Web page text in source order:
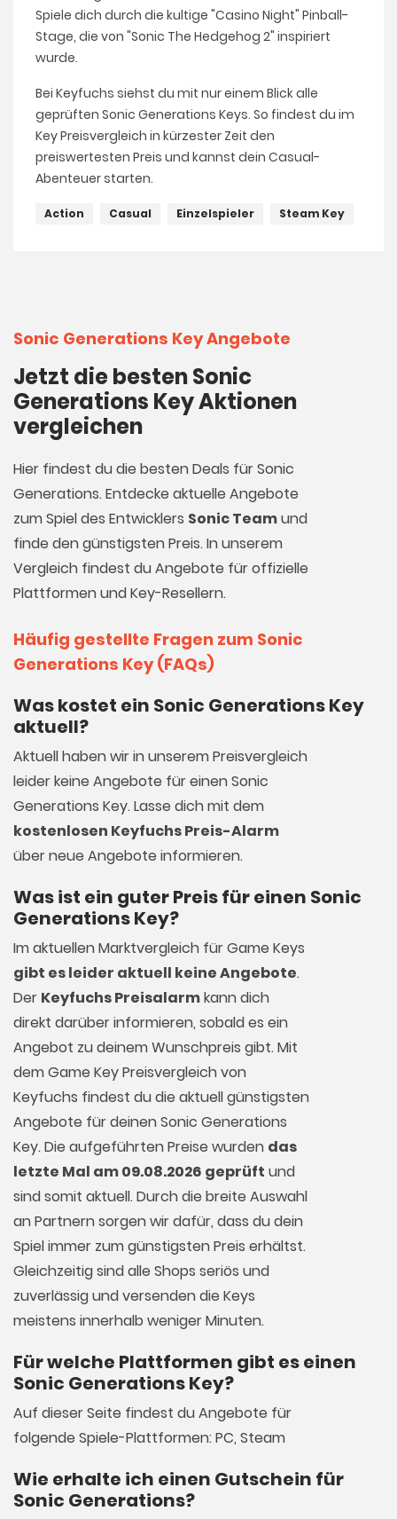
Spiele dich durch die kultige "Casino Night" Pinball-
Stage, die von "Sonic The Hedgehog 2" inspiriert
wurde.
Bei Keyfuchs siehst du mit nur einem Blick alle
geprüften Sonic Generations Keys. So findest du im
Key Preisvergleich in kürzester Zeit den
preiswertesten Preis und kannst dein Casual-
Abenteuer starten.
Action Casual Einzelspieler Steam Key
Sonic Generations Key Angebote
Jetzt die besten Sonic
Generations Key Aktionen
vergleichen
Hier findest du die besten Deals für Sonic
Generations. Entdecke aktuelle Angebote
zum Spiel des Entwicklers Sonic Teamund
finde den günstigsten Preis. In unserem
Vergleich findest du Angebote für offizielle
Plattformen und Key-Resellern.
Häufig gestellte Fragen zum Sonic
Generations Key (FAQs)
Was kostet ein Sonic Generations Key
aktuell?
Aktuell haben wir in unserem Preisvergleich
leider keine Angebote für einen Sonic
Generations Key. Lasse dich mit dem
kostenlosen Keyfuchs Preis-Alarm
über neue Angebote informieren.
Was ist ein guter Preis für einen Sonic
Generations Key?
Im aktuellen Marktvergleich fürGame Keys
gibt es leider aktuell keine Angebote.
Der Keyfuchs Preisalarmkann dich
direkt darüber informieren, sobald es ein
Angebot zu deinem Wunschpreis gibt. Mit
dem Game Key Preisvergleich von
Keyfuchs findest du die aktuell günstigsten
Angebote für deinen Sonic Generations
Key. Die aufgeführten Preise wurden das
letzte Mal am 09.08.2026 geprüft und
sind somit aktuell. Durch die breite Auswahl
an Partnern sorgen wir dafür, dass du dein
Spiel immer zum günstigsten Preis erhältst.
Gleichzeitig sind alle Shops seriös und
zuverlässig und versenden die Keys
meistens innerhalb weniger Minuten.
Für welche Plattformen gibt es einen
Sonic Generations Key?
Auf dieser Seite findest du Angebote für
folgende Spiele-Plattformen: PC, Steam
Wie erhalte ich einen Gutschein für
Sonic Generations?